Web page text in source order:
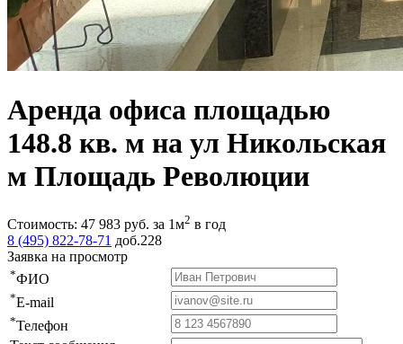
Аренда офиса площадью
148.8 кв. м на ул Никольская
м Площадь Революции
Стоимость: 47 983 руб. за 1м2 в год
8 (495) 822-78-71 доб.228
Заявка на просмотр
*ФИО
*E-mail
*Телефон